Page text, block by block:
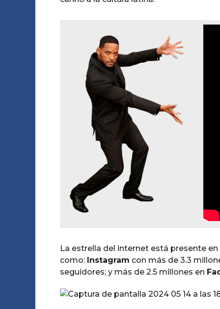
La estrella del internet está presente
como: Instagram con más de 3.3
seguidores; y más de 2.5 millones en